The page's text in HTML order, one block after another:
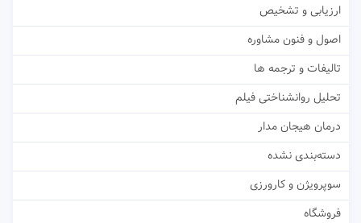
ارزیابی و تشخیص
اصول و فنون مشاوره
تالیفات و ترجمه ها
تحلیل روانشناختی فیلم
درمان هیجان مدار
دسته‌بندی نشده
سوپرویژن و کارورزی
فروشگاه